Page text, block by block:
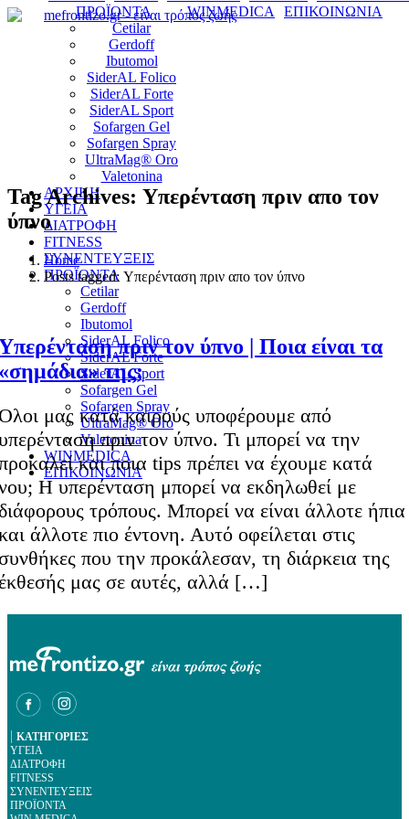
ΠΡΟΪΟΝΤΑ
Cetilar
Gerdoff
Ibutomol
SiderAL Folico
SiderAL Forte
SiderAL Sport
Sofargen Gel
Sofargen Spray
UltraMag® Oro
Valetonina
WINMEDICA ΕΠΙΚΟΙΝΩΝΙΑ
ΑΡΧΙΚΗ
ΥΓΕΙΑ
ΔΙΑΤΡΟΦΗ
FITNESS
ΣΥΝΕΝΤΕΥΞΕΙΣ
ΠΡΟΪΟΝΤΑ
Cetilar
Gerdoff
Ibutomol
SiderAL Folico
SiderAL Forte
SiderAL Sport
Sofargen Gel
Sofargen Spray
UltraMag® Oro
Valetonina
WINMEDICA
ΕΠΙΚΟΙΝΩΝΙΑ
Tag Archives: Υπερένταση πριν απο τον
ύπνο
Home
Posts tagged: Υπερένταση πριν απο τον ύπνο
πριν τον ύπνο | Ποια είναι τα
της;
μας κατά καιρούς υποφέρουμε από
πριν τον ύπνο. Τι μπορεί να την
και ποια tips πρέπει να έχουμε κατά
Η υπερένταση μπορεί να εκδηλωθεί με
τρόπους. Μπορεί να είναι άλλοτε ήπια
άλλοτε πιο έντονη. Αυτό οφείλεται στις
που την προκάλεσαν, τη διάρκεια της
μας σε αυτές, αλλά […]
| ΚΑΤΗΓΟΡΙΕΣ
ΥΓΕΙΑ
ΔΙΑΤΡΟΦΗ
FITNESS
ΣΥΝΕΝΤΕΥΞΕΙΣ
ΠΡΟΪΟΝΤΑ